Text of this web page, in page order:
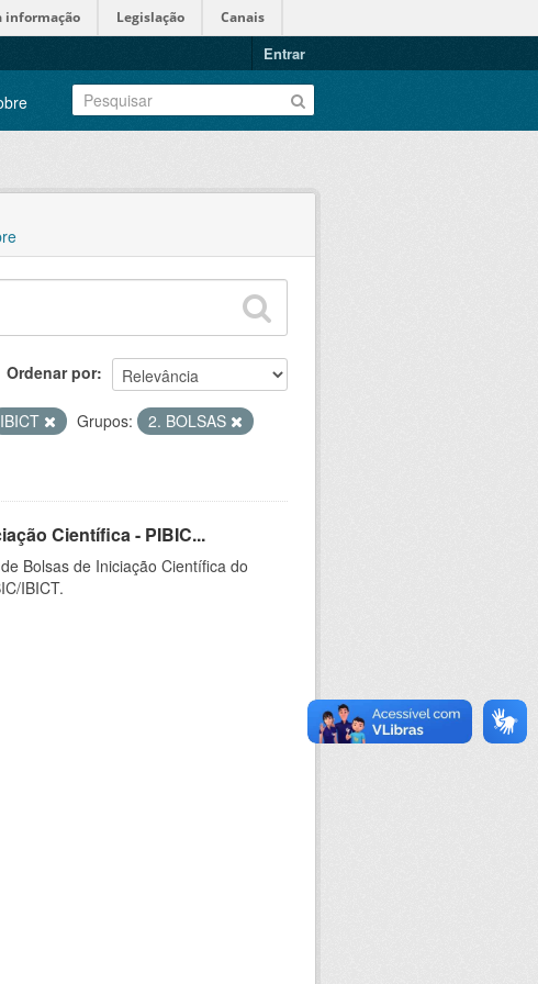
informação Legislação Canais
Entrar
Ordenar por
IBICT Grupos:
2. BOLSAS
Científica - PIBIC...
Bolsas de Iniciação Científica do
IBICT.